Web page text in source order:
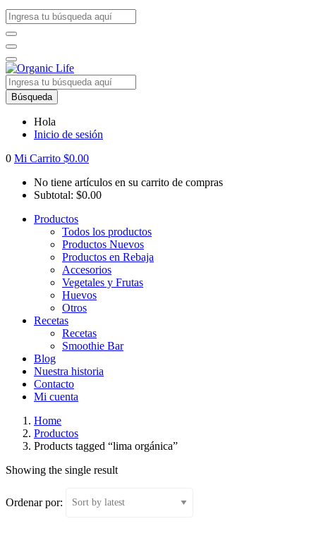
Búsqueda
Hola
Inicio de sesión
0 Mi Carrito $0.00
No tiene artículos en su carrito de compras
Subtotal: $0.00
Productos
Todos los productos
Productos Nuevos
Productos en Rebaja
Accesorios
Vegetales y Frutas
Huevos
Otros
Recetas
Recetas
Smoothie Bar
Blog
Nuestra historia
Contacto
Mi cuenta
Home
Productos
Products tagged “lima orgánica”
Showing the single result
Ordenar por: